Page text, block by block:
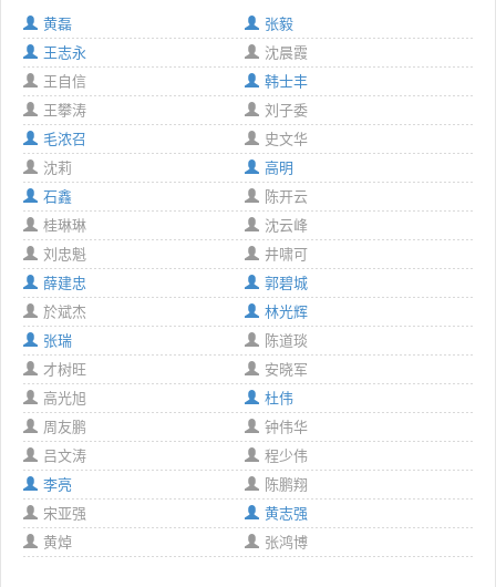
黄磊
张毅
王志永
沈晨霞
王自信
韩士丰
王攀涛
刘子委
毛浓召
史文华
沈莉
高明
石鑫
陈开云
桂琳琳
沈云峰
刘忠魁
井啸可
薛建忠
郭碧城
於斌杰
林光辉
张瑞
陈道琰
才树旺
安晓军
高光旭
杜伟
周友鹏
钟伟华
吕文涛
程少伟
李亮
陈鹏翔
宋亚强
黄志强
黄焯
张鸿博